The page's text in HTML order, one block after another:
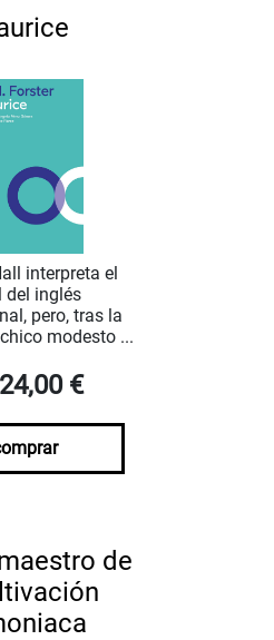
interpreta el
del inglés
pero, tras la
modesto ...
24,00 €
de